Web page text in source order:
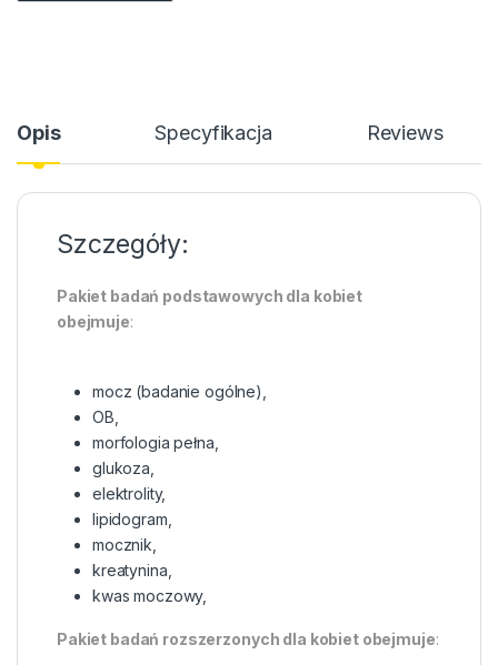
Opis Specyfikacja Reviews
Szczegóły:
Pakiet badań podstawowych dla kobiet
obejmuje:
mocz (badanie ogólne),
OB,
morfologia pełna,
glukoza,
elektrolity,
lipidogram,
mocznik,
kreatynina,
kwas moczowy,
Pakiet badań rozszerzonych dla kobiet obejmuje: